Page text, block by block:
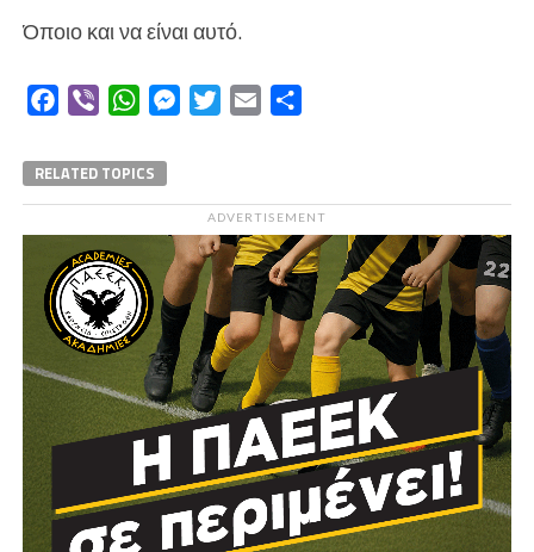
Όποιο και να είναι αυτό.
Facebook
Viber WhatsAppMessengerTwitterEmail
RELATED TOPICS
ADVERTISEMENT